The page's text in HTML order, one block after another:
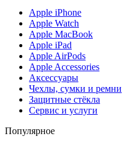
Apple iPhone
Apple Watch
Apple MacBook
Apple iPad
Apple AirPods
Apple Accessories
Аксессуары
Чехлы, сумки и ремни
Защитные стёкла
Сервис и услуги
Популярное